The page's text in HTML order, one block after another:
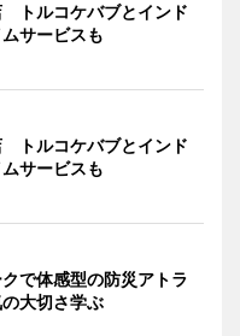
トルコケバブとインド
サービスも
トルコケバブとインド
サービスも
で体感型の防災アトラ
大切さ学ぶ